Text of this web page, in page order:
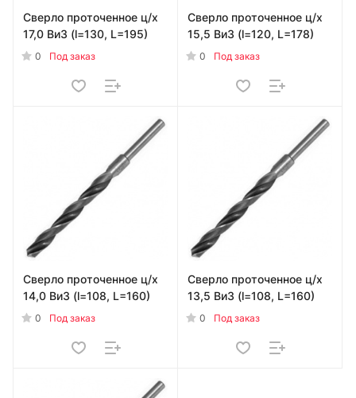
Сверло проточенное ц/х
17,0 ВиЗ (l=130, L=195)
0 Под заказ
Сверло проточенное ц/х
15,5 ВиЗ (l=120, L=178)
0 Под заказ
Сверло проточенное ц/х
14,0 ВиЗ (l=108, L=160)
0 Под заказ
Сверло проточенное ц/х
13,5 ВиЗ (l=108, L=160)
0 Под заказ